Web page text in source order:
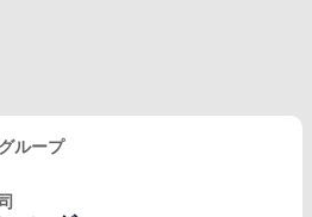
ループ